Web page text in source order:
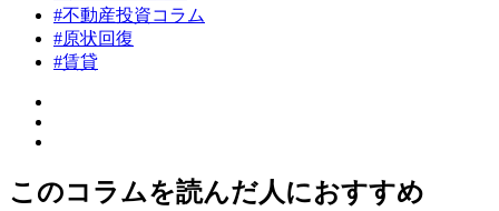
#不動産投資コラム
#原状回復
#賃貸
このコラムを読んだ人におすすめ